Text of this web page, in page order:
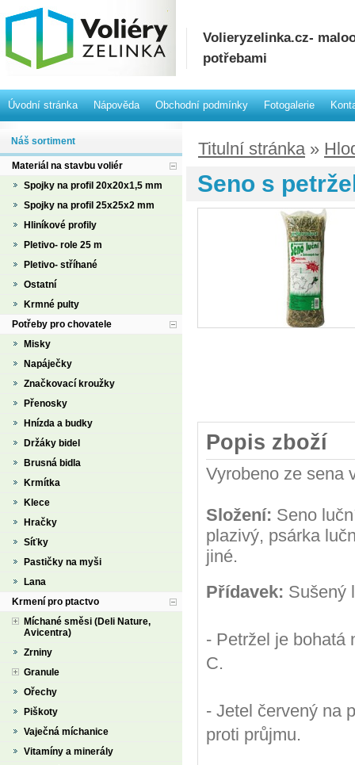
Volieryzelinka.cz-
potřebami
Úvodní stránka Nápověda Obchodní podmínky Fotogalerie
Titulní stránka»
Seno s
Popis zboží
Vyrobeno ze sena
Složení: Seno
plazivý, psárka
jiné.
Přídavek: Sušený
- Petržel je bohatá
C.
- Jetel červený na
proti průjmu.
Náš sortiment
Materiál na stavbu voliér
Spojky na profil 20x20x1,5 mm
Spojky na profil 25x25x2 mm
Hliníkové profily
Pletivo- role 25 m
Pletivo- stříhané
Ostatní
Krmné pulty
Potřeby pro chovatele
Misky
Napáječky
Značkovací kroužky
Přenosky
Hnízda a budky
Držáky bidel
Brusná bidla
Krmítka
Klece
Hračky
Síťky
Pastičky na myši
Lana
Krmení pro ptactvo
Míchané směsi (Deli Nature,
Avicentra)
Zrniny
Granule
Ořechy
Piškoty
Vaječná míchanice
Vitamíny a minerály